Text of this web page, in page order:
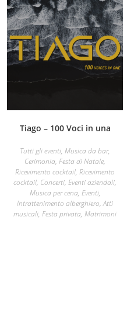
Tiago – 100 Voci in una
Tutti gli eventi,Musica da bar,
Cerimonia,Festa di Natale,
Ricevimento cocktail,Ricevimento
cocktail, Concerti,Eventi aziendali,
Musica per cena, Eventi,
Intrattenimento alberghiero,Atti
musicali,Festa privata,Matrimoni